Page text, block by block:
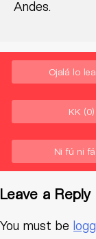
Andes.
Ojalá lo
KK (0)
Ni fú ni fá
Leave a Reply
You must be